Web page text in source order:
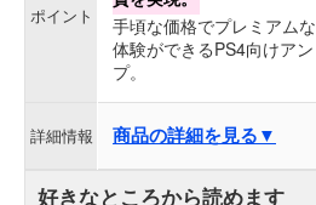
ポイント
手頃な価格でプレミアムな
体験ができるPS4向けアン
プ。
詳細情報 商品の詳細を見る▼